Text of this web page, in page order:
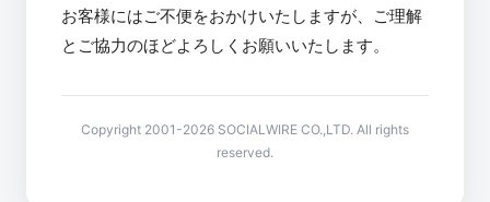
お客様にはご不便をおかけいたしますが、ご理解
とご協力のほどよろしくお願いいたします。
Copyright 2001-2026 SOCIALWIRE CO.,LTD. All rights
reserved.